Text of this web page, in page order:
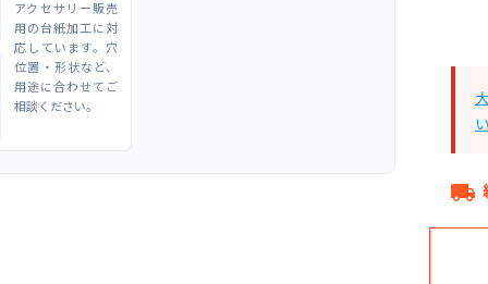
アクセサリー販売
用の台紙加工に対
応しています。穴
位置・形状など、
用途に合わせてご
相談ください。
local_shipping